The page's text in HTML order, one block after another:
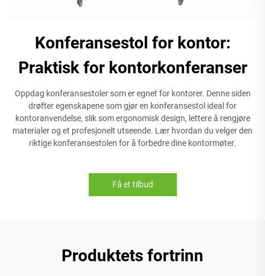
Konferansestol for kontor:
Praktisk for kontorkonferanser
Oppdag konferansestoler som er egnet for kontorer. Denne siden
drøfter egenskapene som gjør en konferansestol ideal for
kontoranvendelse, slik som ergonomisk design, lettere å rengjøre
materialer og et profesjonelt utseende. Lær hvordan du velger den
riktige konferansestolen for å forbedre dine kontormøter.
Få et tilbud
Produktets fortrinn